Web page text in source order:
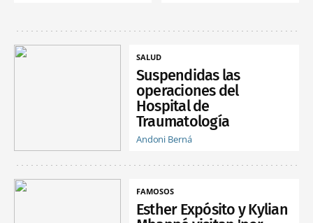
SALUD
Suspendidas las
operaciones del
Hospital de
Traumatología
Andoni Berná
FAMOSOS
Esther Expósito y Kylian